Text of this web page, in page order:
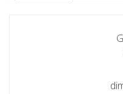
Gabriel